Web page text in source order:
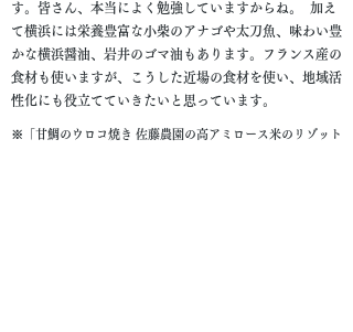
す。皆さん、本当によく勉強していますからね。 加え
て横浜には栄養豊富な小柴のアナゴや太刀魚、味わい豊
かな横浜醤油、岩井のゴマ油もあります。フランス産の
食材も使いますが、こうした近場の食材を使い、地域活
性化にも役立てていきたいと思っています。
※「甘鯛のウロコ焼き 佐藤農園の高アミロース米のリゾット